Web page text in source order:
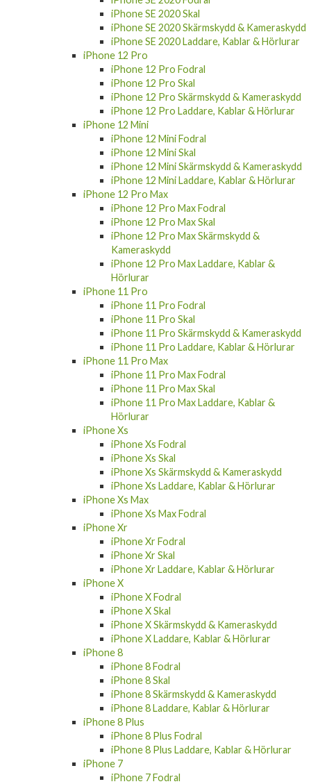
iPhone SE 2020 Skärmskydd & Kameraskydd
iPhone SE 2020 Laddare, Kablar & Hörlurar
iPhone 12 Pro
iPhone 12 Pro Fodral
iPhone 12 Pro Skal
iPhone 12 Pro Skärmskydd & Kameraskydd
iPhone 12 Pro Laddare, Kablar & Hörlurar
iPhone 12 Mini
iPhone 12 Mini Fodral
iPhone 12 Mini Skal
iPhone 12 Mini Skärmskydd & Kameraskydd
iPhone 12 Mini Laddare, Kablar & Hörlurar
iPhone 12 Pro Max
iPhone 12 Pro Max Fodral
iPhone 12 Pro Max Skal
iPhone 12 Pro Max Skärmskydd &
Kameraskydd
iPhone 12 Pro Max Laddare, Kablar &
Hörlurar
iPhone 11 Pro
iPhone 11 Pro Fodral
iPhone 11 Pro Skal
iPhone 11 Pro Skärmskydd & Kameraskydd
iPhone 11 Pro Laddare, Kablar & Hörlurar
iPhone 11 Pro Max
iPhone 11 Pro Max Fodral
iPhone 11 Pro Max Skal
iPhone 11 Pro Max Laddare, Kablar &
Hörlurar
iPhone Xs
iPhone Xs Fodral
iPhone Xs Skal
iPhone Xs Skärmskydd & Kameraskydd
iPhone Xs Laddare, Kablar & Hörlurar
iPhone Xs Max
iPhone Xs Max Fodral
iPhone Xr
iPhone Xr Fodral
iPhone Xr Skal
iPhone Xr Laddare, Kablar & Hörlurar
iPhone X
iPhone X Fodral
iPhone X Skal
iPhone X Skärmskydd & Kameraskydd
iPhone X Laddare, Kablar & Hörlurar
iPhone 8
iPhone 8 Fodral
iPhone 8 Skal
iPhone 8 Skärmskydd & Kameraskydd
iPhone 8 Laddare, Kablar & Hörlurar
iPhone 8 Plus
iPhone 8 Plus Fodral
iPhone 8 Plus Laddare, Kablar & Hörlurar
iPhone 7
iPhone 7 Fodral
iPhone 7 Skal